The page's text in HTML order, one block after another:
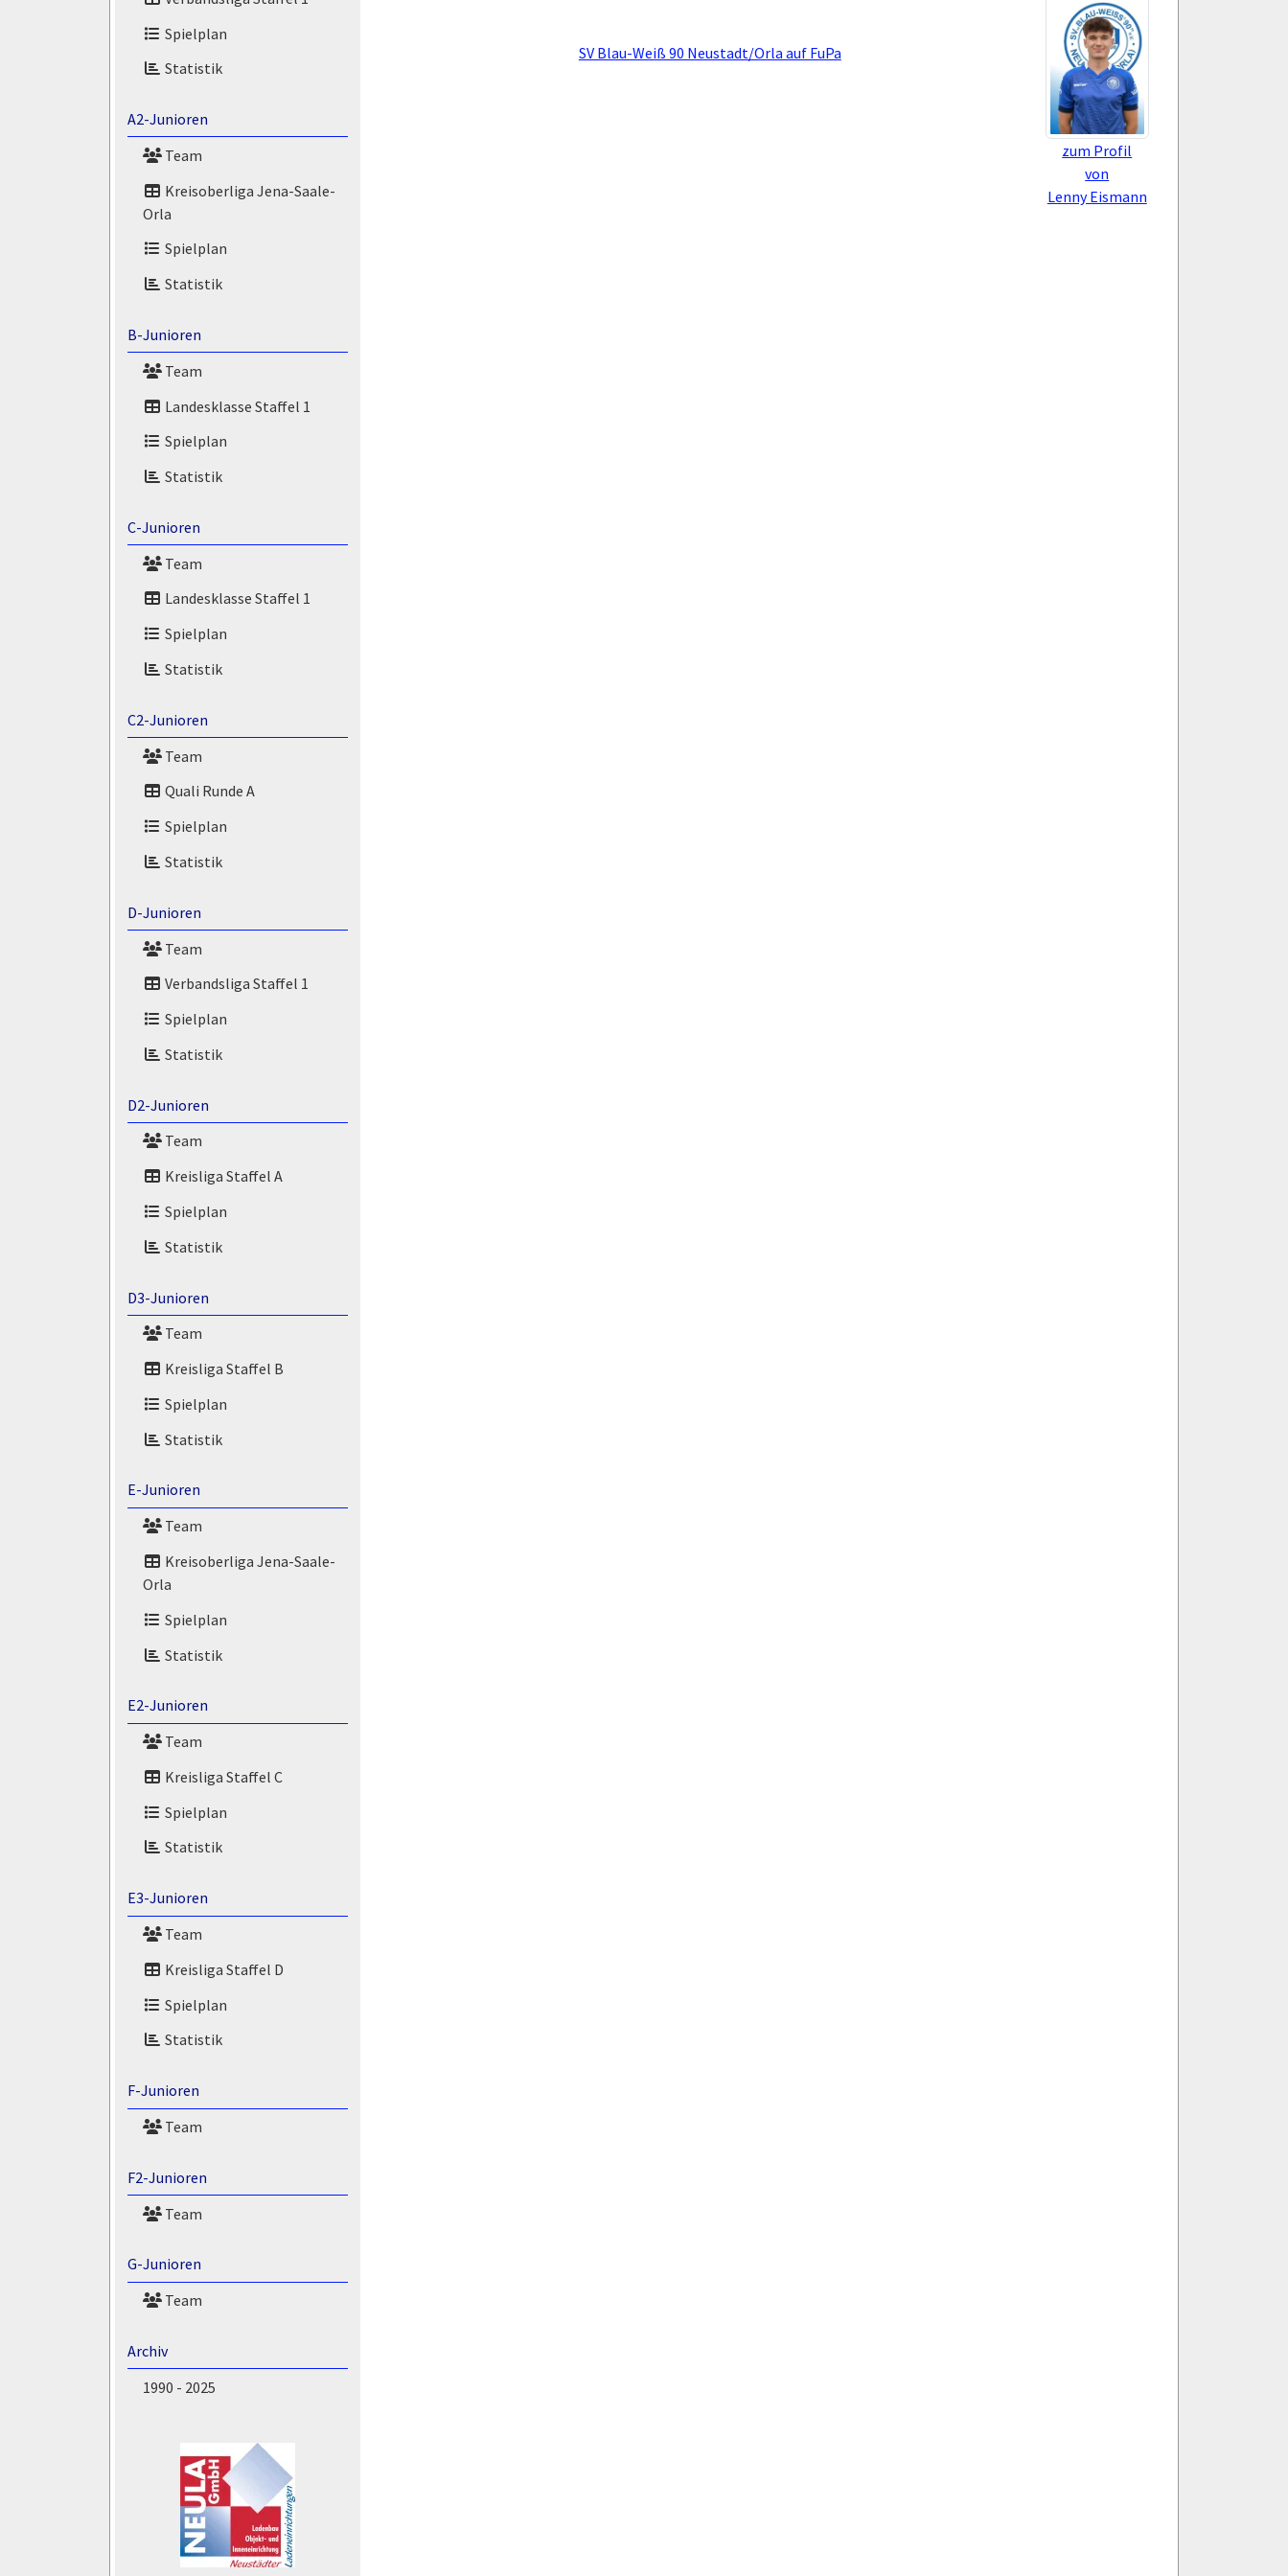
Spielplan
Statistik
A2-Junioren
Team
Kreisoberliga Jena-Saale-
Orla
Spielplan
Statistik
B-Junioren
Team
Landesklasse Staffel 1
Spielplan
Statistik
C-Junioren
Team
Landesklasse Staffel 1
Spielplan
Statistik
C2-Junioren
Team
Quali Runde A
Spielplan
Statistik
D-Junioren
Team
Verbandsliga Staffel 1
Spielplan
Statistik
D2-Junioren
Team
Kreisliga Staffel A
Spielplan
Statistik
D3-Junioren
Team
Kreisliga Staffel B
Spielplan
Statistik
E-Junioren
Team
Kreisoberliga Jena-Saale-
Orla
Spielplan
Statistik
E2-Junioren
Team
Kreisliga Staffel C
Spielplan
Statistik
E3-Junioren
Team
Kreisliga Staffel D
Spielplan
Statistik
F-Junioren
Team
F2-Junioren
Team
G-Junioren
Team
Archiv
1990 - 2025
zum Profil
von
Lenny Eismann
SV Blau-Weiß 90 Neustadt/Orla auf FuPa